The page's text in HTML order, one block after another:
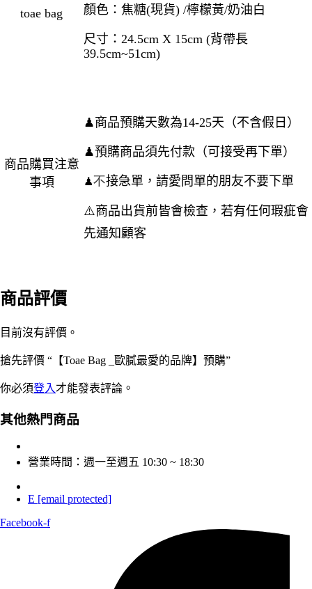
toae bag 顏色：焦糖(現貨) /檸檬黃/奶油白
尺寸：24.5cm X 15cm (背帶長
39.5cm~51cm)
商品購買注意
事項
♟商品預購天數為14-25天（不含假日）
♟預購商品須先付款（可接受再下單）
♟不接急單，請愛問單的朋友不要下單
⚠️商品出貨前皆會檢查，若有任何瑕疵會
先通知顧客
商品評價
目前沒有評價。
搶先評價 “【Toae Bag _歐膩最愛的品牌】預購”
你必須登入才能發表評論。
其他熱門商品
營業時間：週一至週五 10:30 ~ 18:30
E [email protected]
Facebook-f